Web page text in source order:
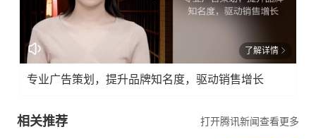
了解详情
专业广告策划，提升品牌知名度，驱动销售增长
相关推荐 打开腾讯新闻查看更多